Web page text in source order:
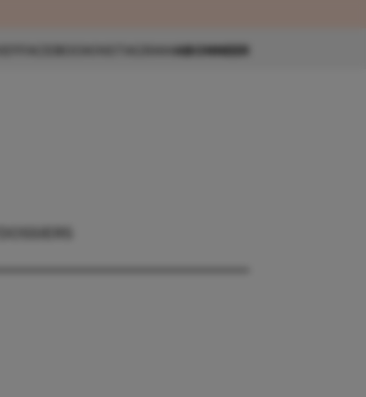
ABONNEER